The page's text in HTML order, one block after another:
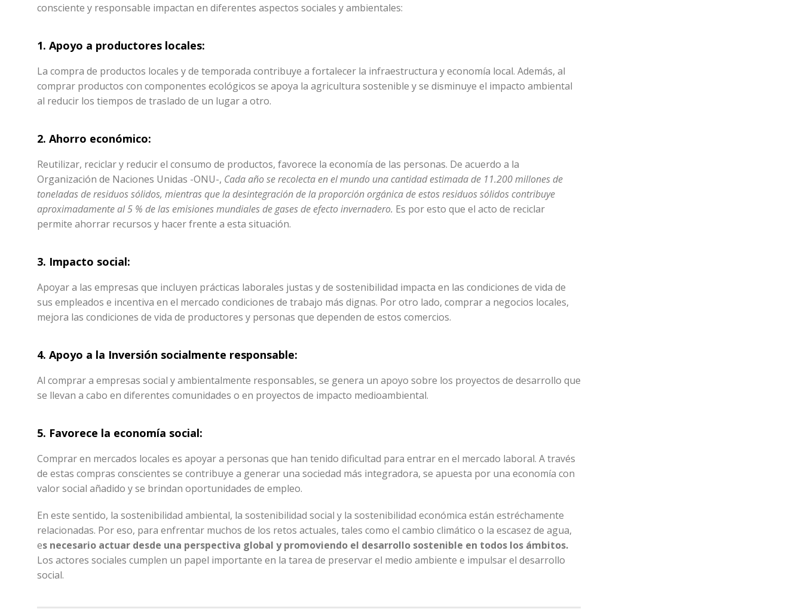
consciente y responsable impactan en diferentes aspectos sociales y ambientales:
1. Apoyo a productores locales:
La compra de productos locales y de temporada contribuye a fortalecer la infraestructura y economía local. Además, al
comprar productos con componentes ecológicos se apoya la agricultura sostenible y se disminuye el impacto ambiental
al reducir los tiempos de traslado de un lugar a otro.
2. Ahorro económico:
Reutilizar, reciclar y reducir el consumo de productos, favorece la economía de las personas. De acuerdo a la
Organización de Naciones Unidas -ONU-, Cada año se recolecta en el mundo una cantidad estimada de 11.200 millones de
toneladas de residuos sólidos, mientras que la desintegración de la proporción orgánica de estos residuos sólidos contribuye
aproximadamente al 5 % de las emisiones mundiales de gases de efecto invernadero. Es por esto que el acto de reciclar
permite ahorrar recursos y hacer frente a esta situación.
3. Impacto social:
Apoyar a las empresas que incluyen prácticas laborales justas y de sostenibilidad impacta en las condiciones de vida de
sus empleados e incentiva en el mercado condiciones de trabajo más dignas. Por otro lado, comprar a negocios locales,
mejora las condiciones de vida de productores y personas que dependen de estos comercios.
4. Apoyo a la Inversión socialmente responsable:
Al comprar a empresas social y ambientalmente responsables, se genera un apoyo sobre los proyectos de desarrollo que
se llevan a cabo en diferentes comunidades o en proyectos de impacto medioambiental.
5. Favorece la economía social:
Comprar en mercados locales es apoyar a personas que han tenido dificultad para entrar en el mercado laboral. A través
de estas compras conscientes se contribuye a generar una sociedad más integradora, se apuesta por una economía con
valor social añadido y se brindan oportunidades de empleo.
En este sentido, la sostenibilidad ambiental, la sostenibilidad social y la sostenibilidad económica están estréchamente
relacionadas. Por eso, para enfrentar muchos de los retos actuales, tales como el cambio climático o la escasez de agua,
es necesario actuar desde una perspectiva global y promoviendo el desarrollo sostenible en todos los ámbitos.
Los actores sociales cumplen un papel importante en la tarea de preservar el medio ambiente e impulsar el desarrollo
social.